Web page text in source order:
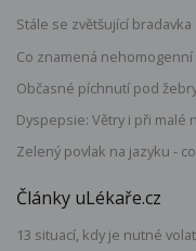
Stále se zvětšující bradavka
Co znamená
Občasné píchnutí pod
Dyspepsie: Větry i při malé
Zelený povlak na jazyku -
Články uLékaře.cz
13 situací, kdy je nutné